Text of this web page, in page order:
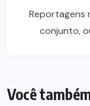
Reportagens
conjunto,
Você